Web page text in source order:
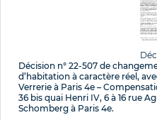
Décision n° 22-507 de
d’habitation à caractère réel,
Verrerie à Paris 4e –
36 bis quai Henri IV, 6 à 16 rue
Schomberg à Paris 4e.